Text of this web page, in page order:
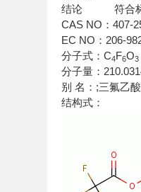
结论
符合
CAS NO：407-
EC NO：206-
分子式：C4F6O3
分子量：
别 名：;三氟乙
结构式：